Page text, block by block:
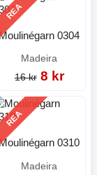
REA
0304
Madeira
16 kr 8 kr
REA
0310
Madeira